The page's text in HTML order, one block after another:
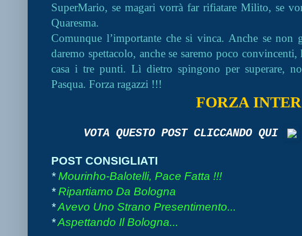
SuperMario, se magari vorrà far rifiatare Milito, se
Quaresma.
Comunque l’importante che si vinca. Anche se non
daremo spettacolo, anche se saremo poco convincenti,
casa i tre punti. Lì dietro spingono per superare,
Pasqua. Forza ragazzi !!!
FORZA INTER
VOTA QUESTO POST CLICCANDO QUI
POST CONSIGLIATI
*Mourinho-Balotelli, Pace Fatta !!!
*Ripartiamo Da Bologna
*Avevo Uno Strano Presentimento...
*Aspettando Il Bologna...